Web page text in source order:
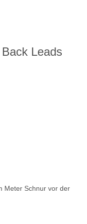
Leads
Meter Schnur vor der